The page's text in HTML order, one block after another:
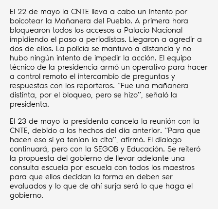
El 22 de mayo la CNTE lleva a cabo un intento por
boicotear la Mañanera del Pueblo. A primera hora
bloquearon todos los accesos a Palacio Nacional
impidiendo el paso a periodistas. Llegaron a agredir a
dos de ellos. La policía se mantuvo a distancia y no
hubo ningún intento de impedir la acción. El equipo
técnico de la presidencia armó un operativo para hacer
a control remoto el intercambio de preguntas y
respuestas con los reporteros. “Fue una mañanera
distinta, por el bloqueo, pero se hizo”, señaló la
presidenta.
El 23 de mayo la presidenta cancela la reunión con la
CNTE, debido a los hechos del día anterior. “Para que
hacen eso si ya tenían la cita”, afirmó. El dialogo
continuará, pero con la SEGOB y Educación. Se reiteró
la propuesta del gobierno de llevar adelante una
consulta escuela por escuela con todos los maestros
para que ellos decidan la forma en deben ser
evaluados y lo que de ahí surja será lo que haga el
gobierno.